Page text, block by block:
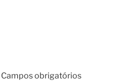
Campos obrigatórios